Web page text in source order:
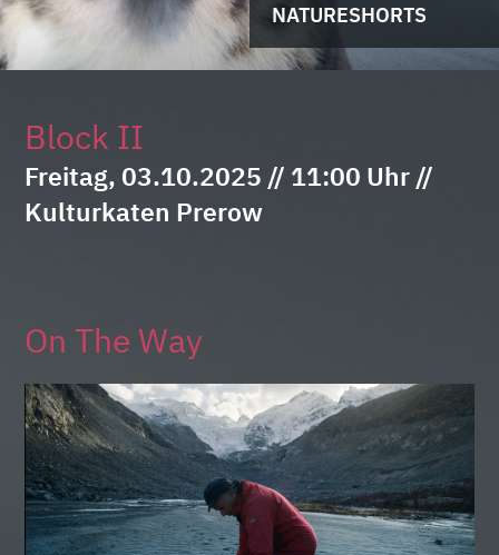
NATURESHORTS
Block II
Freitag, 03.10.2025 // 11:00 Uhr //
Kulturkaten Prerow
On The Way